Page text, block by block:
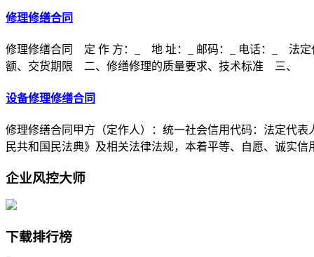
修理修缮合同
修理修缮合同 定 作 方：_ 地 址：_ 邮码：_ 电话：_ 法
额、交货期限 二、修缮修理的质量要求、技术标准 三、
设备修理修缮合同
修理修缮合同甲方（定作人）：统一社会信用代码：法定代
民共和国民法典》及相关法律法规，本着平等、自愿、诚实信
企业风控大师
下载排行榜